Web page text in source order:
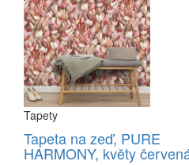
Tapety
Tapeta na zeď, PURE
HARMONY, květy